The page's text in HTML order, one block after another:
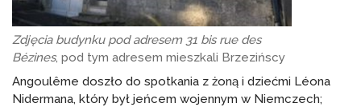
Zdjęcia budynku pod adresem 31 bis rue des
Bézines, pod tym adresem mieszkali Brzezińscy
Angoulême doszło do spotkania z żoną i dziećmi Léona
Nidermana, który był jeńcem wojennym w Niemczech;